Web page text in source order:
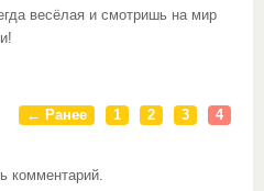
весёлая и смотришь на мир
← Ранее 1 2 3 4
комментарий.